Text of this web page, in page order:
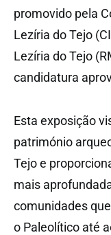
promovido pela
Lezíria do Tejo
Lezíria do Tejo
candidatura
Esta exposição
património
Tejo e
mais
comunidades
o Paleolítico até